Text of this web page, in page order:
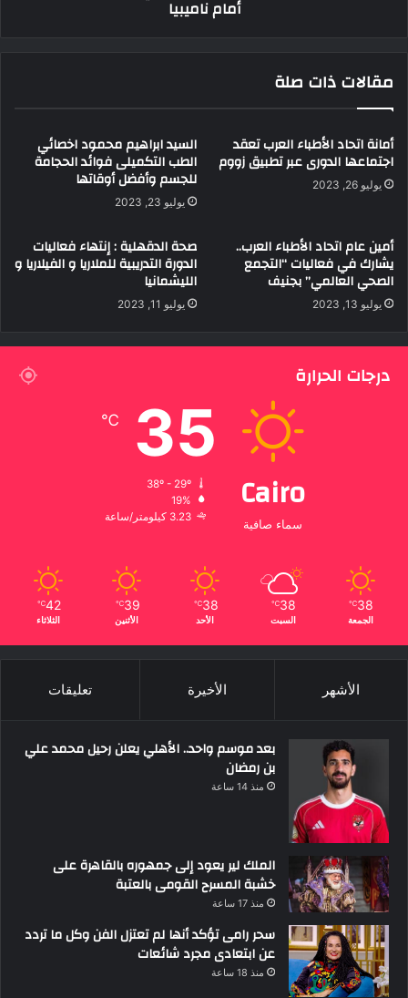
أمام ناميبيا
مقالات ذات صلة
أمانة اتحاد الأطباء العرب تعقد
اجتماعها الدورى عبر تطبيق زووم
يوليو 26, 2023
السيد ابراهيم محمود اخصائي
الطب التكميلى فوائد الحجامة
للجسم وأفضل أوقاتها
يوليو 23, 2023
أمين عام اتحاد الأطباء العرب..
يشارك في فعاليات “التجمع
الصحي العالمي” بجنيف
يوليو 13, 2023
صحة الدقهلية : إنتهاء فعاليات
الدورة التدريبية للملاريا و الفيلاريا و
الليشمانيا
يوليو 11, 2023
درجات الحرارة
Cairo
سماء صافية
35
℃
19%
3.23 كيلومتر/ساعة
38
℃
الجمعة
38
℃
السبت
38
℃
الأحد
39
℃
الأثنين
42
℃
الثلاثاء
الأشهر الأخيرة تعليقات
بعد موسم واحد.. الأهلي يعلن رحيل محمد علي
بن رمضان
منذ 14 ساعة
الملك لير يعود إلى جمهوره بالقاهرة على
خشبة المسرح القومى بالعتبة
منذ 17 ساعة
سحر رامى تؤكد أنها لم تعتزل الفن وكل ما تردد
عن ابتعادى مجرد شائعات
منذ 18 ساعة